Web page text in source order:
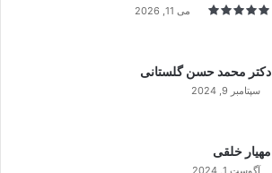
می 11, 2026
دکتر محمد حسن گلستانی
سپتامبر 9, 2024
مهیار خلقی
آگوست 1, 2024